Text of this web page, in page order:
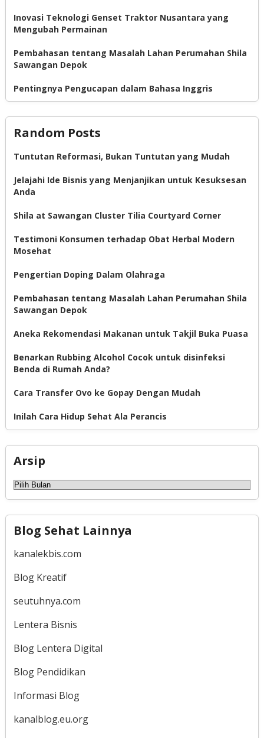
Inovasi Teknologi Genset Traktor Nusantara yang
Mengubah Permainan
Pembahasan tentang Masalah Lahan Perumahan Shila
Sawangan Depok
Pentingnya Pengucapan dalam Bahasa Inggris
Random Posts
Tuntutan Reformasi, Bukan Tuntutan yang Mudah
Jelajahi Ide Bisnis yang Menjanjikan untuk Kesuksesan
Anda
Shila at Sawangan Cluster Tilia Courtyard Corner
Testimoni Konsumen terhadap Obat Herbal Modern
Mosehat
Pengertian Doping Dalam Olahraga
Pembahasan tentang Masalah Lahan Perumahan Shila
Sawangan Depok
Aneka Rekomendasi Makanan untuk Takjil Buka Puasa
Benarkan Rubbing Alcohol Cocok untuk disinfeksi
Benda di Rumah Anda?
Cara Transfer Ovo ke Gopay Dengan Mudah
Inilah Cara Hidup Sehat Ala Perancis
Arsip
Arsip
Blog Sehat Lainnya
kanalekbis.com
Blog Kreatif
seutuhnya.com
Lentera Bisnis
Blog Lentera Digital
Blog Pendidikan
Informasi Blog
kanalblog.eu.org